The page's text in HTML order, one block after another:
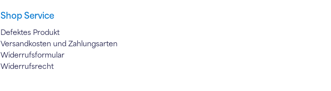
Shop Service
Defektes Produkt
Versandkosten und Zahlungsarten
Widerrufsformular
Widerrufsrecht